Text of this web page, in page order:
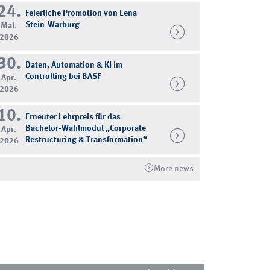
Mai.
2026
Feierliche Promotion von Lena
Stein-Warburg
Apr.
2026
Daten, Automation & KI im
Controlling bei BASF
Apr.
2026
Erneuter Lehrpreis für das
Bachelor-Wahlmodul „Corporate
Restructuring & Transformation“
More news